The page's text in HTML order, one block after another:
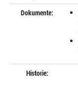
Dokumente:
Historie: